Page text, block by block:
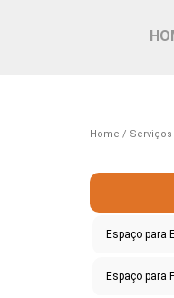
Home Serviços
Espaço para
Espaço para